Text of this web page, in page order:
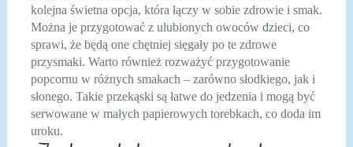
kolejna świetna opcja, która łączy w sobie zdrowie i smak.
Można je przygotować z ulubionych owoców dzieci, co
sprawi, że będą one chętniej sięgały po te zdrowe
przysmaki. Warto również rozważyć przygotowanie
popcornu w różnych smakach – zarówno słodkiego, jak i
słonego. Takie przekąski są łatwe do jedzenia i mogą być
serwowane w małych papierowych torebkach, co doda im
uroku.